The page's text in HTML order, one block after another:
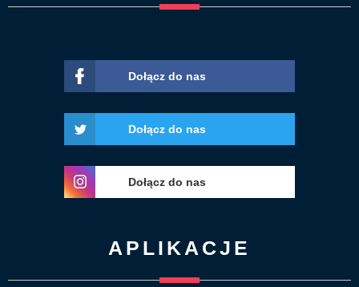
Dołącz do nas
Dołącz do nas
Dołącz do nas
APLIKACJE